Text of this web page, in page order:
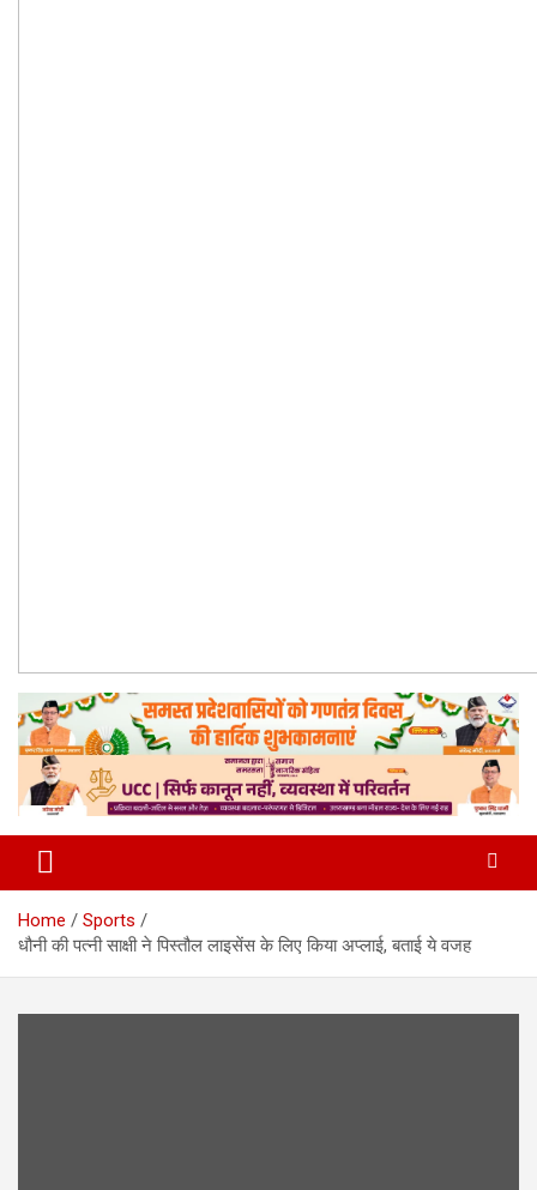
Home
Sports
धौनी की पत्नी साक्षी ने पिस्तौल लाइसेंस के लिए किया अप्लाई, बताई ये वजह